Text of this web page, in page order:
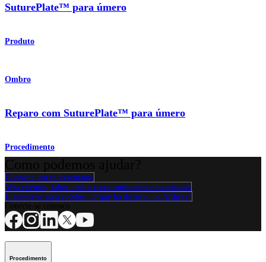
SuturePlate™ para úmero
Produto
Ombro
Reparo com SuturePlate™ para úmero
Procedimento
Contacte um representante
Veja eventos, laboratórios e oportunidades educacionais
Inscreva-se para receber: O que há de novo na Arthrex?
Procedimento